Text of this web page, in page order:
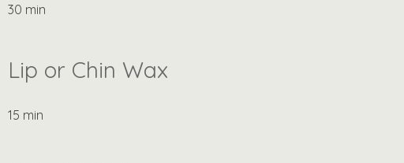
30 min
Lip or Chin Wax
15 min